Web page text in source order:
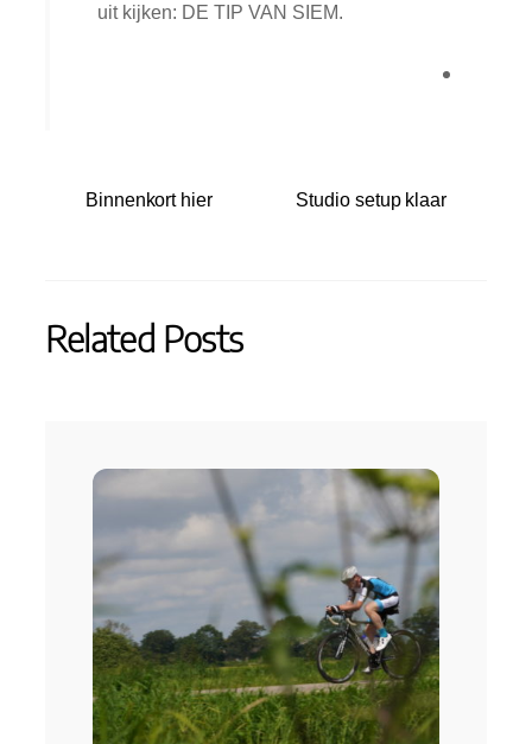
uit kijken: DE TIP VAN SIEM.
Binnenkort hier Studio setup klaar
Related Posts